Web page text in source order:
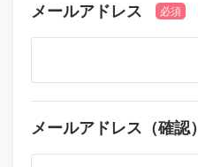
メールアドレス 必須
メールアドレス（確認）